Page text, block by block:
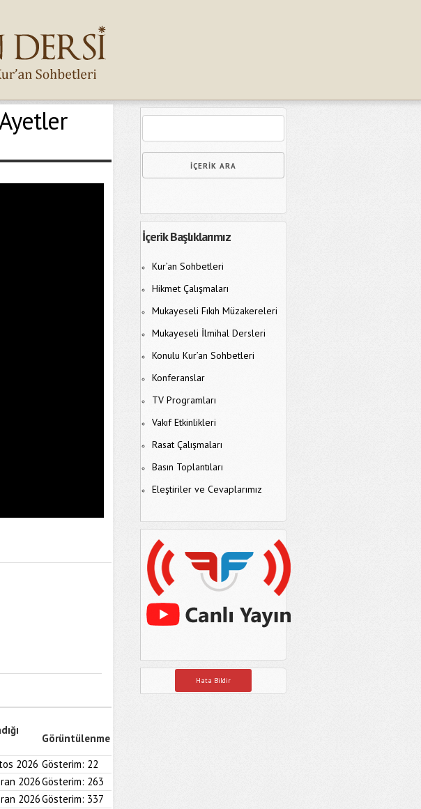
Görüntülenme
2026 Gösterim: 22
2026Gösterim: 263
2026Gösterim: 337
İçerik Başlıklarımız
Kur’an Sohbetleri
Hikmet Çalışmaları
Mukayeseli Fıkıh Müzakereleri
Mukayeseli İlmihal Dersleri
Konulu Kur’an Sohbetleri
Konferanslar
TV Programları
Vakıf Etkinlikleri
Rasat Çalışmaları
Basın Toplantıları
Eleştiriler ve Cevaplarımız
Hata Bildir